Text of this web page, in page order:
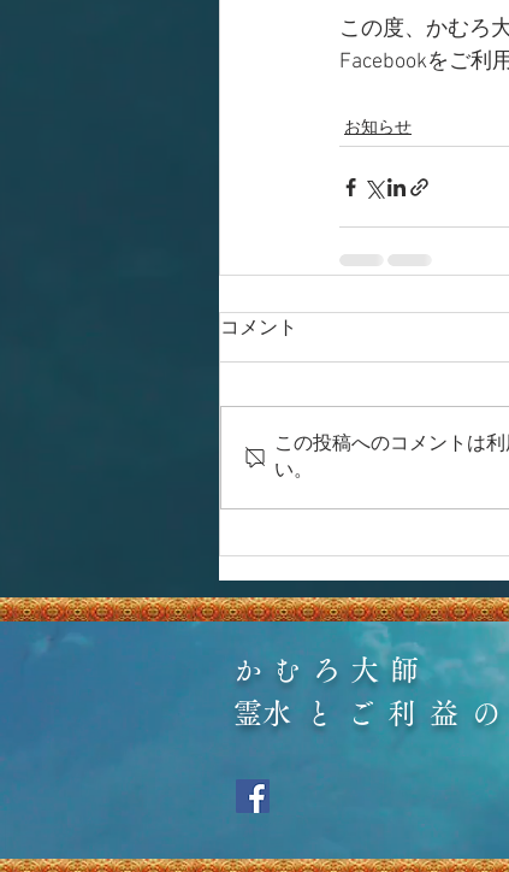
この度、かむろ
Facebookをご利
お知らせ
コメント
この投稿へのコメントは
い。
かむろ大師
霊水とご利益の